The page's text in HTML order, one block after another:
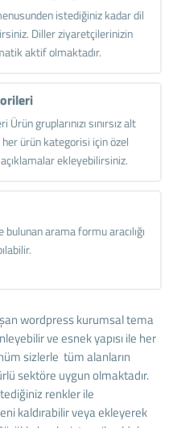
istediğiniz kadar dil
Diller ziyaretçilerinizin
aktif olmaktadır.
Ürün gruplarınızı sınırsız alt
ürün kategorisi için özel
ekleyebilirsiniz.
arama formu aracılığı
wordpress kurumsal tema
ve esnek yapısı ile her
sizlerle tüm alanların
sektöre uygun olmaktadır.
renkler ile
kaldırabilir veya ekleyerek